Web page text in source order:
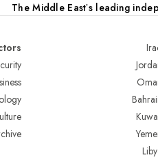
The Middle Eastʼs leading